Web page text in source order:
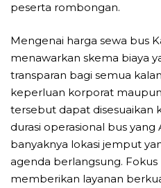
peserta rombongan.
Mengenai harga sewa bus
menawarkan skema biaya
transparan bagi semua
keperluan korporat
tersebut dapat disesuaikan
durasi operasional bus
banyaknya lokasi jemput
agenda berlangsung.
memberikan layanan